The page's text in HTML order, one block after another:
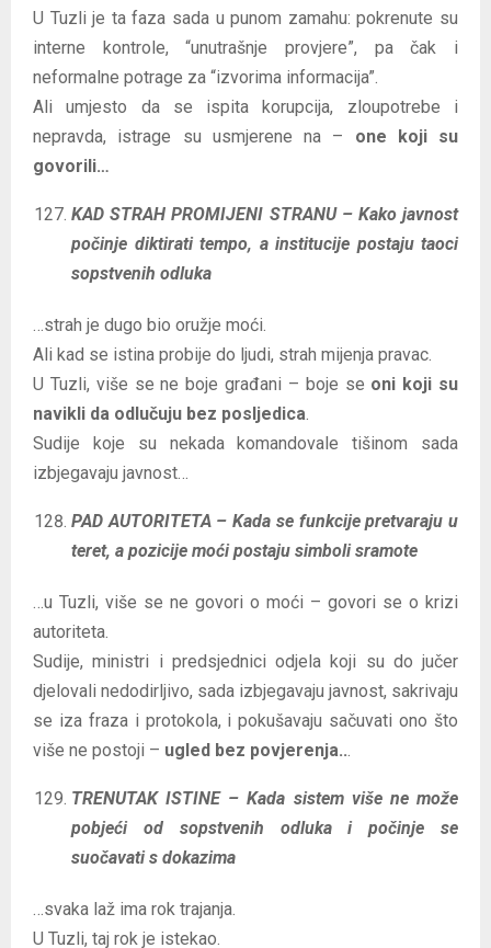
U Tuzli je ta faza sada u punom zamahu: pokrenute su
interne kontrole, “unutrašnje provjere”, pa čak i
neformalne potrage za “izvorima informacija”.
Ali umjesto da se ispita korupcija, zloupotrebe i
nepravda, istrage su usmjerene na – one koji su
govorili…
KAD STRAH PROMIJENI STRANU – Kako javnost
počinje diktirati tempo, a institucije postaju taoci
sopstvenih odluka
…strah je dugo bio oružje moći.
Ali kad se istina probije do ljudi, strah mijenja pravac.
U Tuzli, više se ne boje građani – boje se oni koji su
navikli da odlučuju bez posljedica
Sudije koje su nekada komandovale tišinom sada
izbjegavaju javnost…
PAD AUTORITETA – Kada se funkcije pretvaraju u
teret, a pozicije moći postaju simboli sramote
…u Tuzli, više se ne govori o moći – govori se o krizi
autoriteta.
Sudije, ministri i predsjednici odjela koji su do jučer
djelovali nedodirljivo, sada izbjegavaju javnost, sakrivaju
se iza fraza i protokola, i pokušavaju sačuvati ono što
više ne postoji – ugled bez povjerenja..
TRENUTAK ISTINE – Kada sistem više ne može
pobjeći od sopstvenih odluka i počinje se
suočavati s dokazima
…svaka laž ima rok trajanja.
U Tuzli, taj rok je istekao.